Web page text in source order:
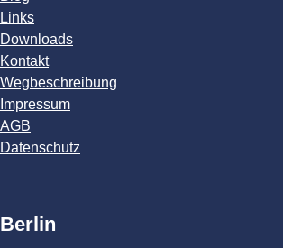
Links
Downloads
Kontakt
Wegbeschreibung
Impressum
AGB
Datenschutz
Berlin